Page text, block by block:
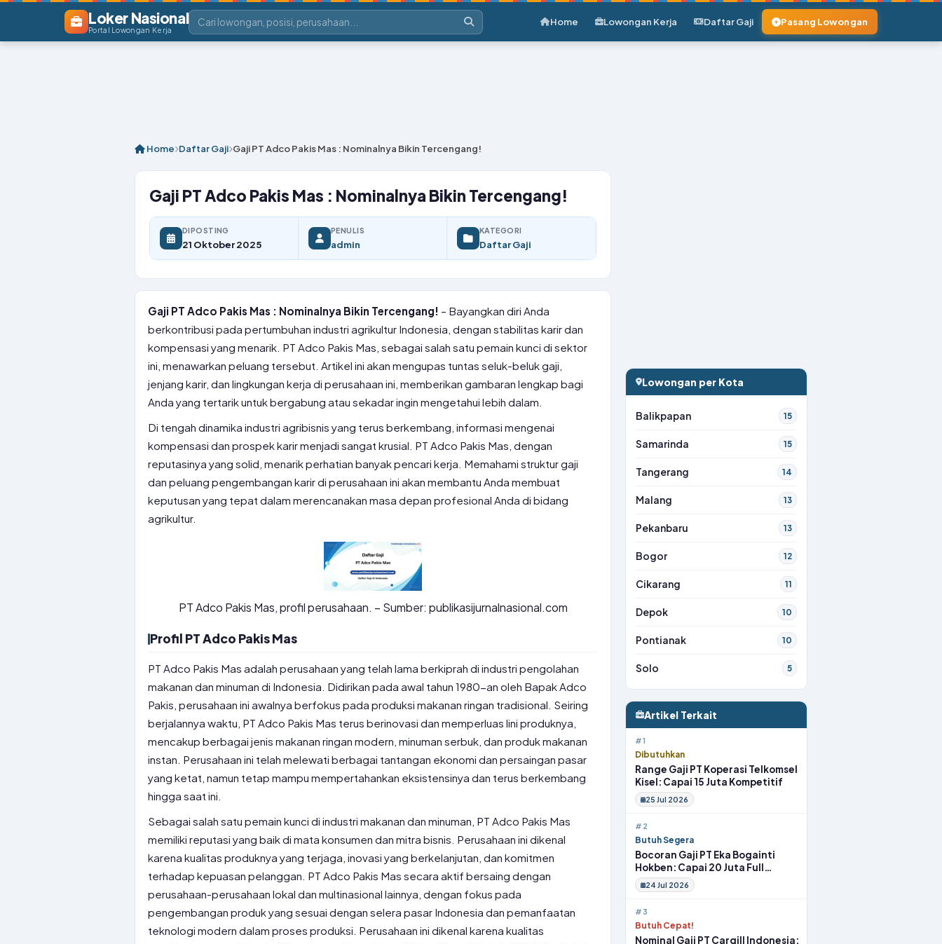
Loker Nasional
Portal Lowongan Kerja
Home Lowongan Kerja Daftar Gaji Pasang Lowongan
Home Daftar Gaji Gaji PT Adco Pakis Mas : Nominalnya Bikin Tercengang!
Gaji PT Adco Pakis Mas : Nominalnya Bikin Tercengang!
DIPOSTING
21 Oktober 2025
PENULIS
admin
KATEGORI
Daftar Gaji
Gaji PT Adco Pakis Mas : Nominalnya Bikin Tercengang! – Bayangkan diri Anda
berkontribusi pada pertumbuhan industri agrikultur Indonesia, dengan stabilitas karir dan
kompensasi yang menarik. PT Adco Pakis Mas, sebagai salah satu pemain kunci di sektor
ini, menawarkan peluang tersebut. Artikel ini akan mengupas tuntas seluk-beluk gaji,
jenjang karir, dan lingkungan kerja di perusahaan ini, memberikan gambaran lengkap bagi
Anda yang tertarik untuk bergabung atau sekadar ingin mengetahui lebih dalam.
Di tengah dinamika industri agribisnis yang terus berkembang, informasi mengenai
kompensasi dan prospek karir menjadi sangat krusial. PT Adco Pakis Mas, dengan
reputasinya yang solid, menarik perhatian banyak pencari kerja. Memahami struktur gaji
dan peluang pengembangan karir di perusahaan ini akan membantu Anda membuat
keputusan yang tepat dalam merencanakan masa depan profesional Anda di bidang
agrikultur.
PT Adco Pakis Mas, profil perusahaan. – Sumber: publikasijurnalnasional.com
Profil PT Adco Pakis Mas
PT Adco Pakis Mas adalah perusahaan yang telah lama berkiprah di industri pengolahan
makanan dan minuman di Indonesia. Didirikan pada awal tahun 1980-an oleh Bapak Adco
Pakis, perusahaan ini awalnya berfokus pada produksi makanan ringan tradisional. Seiring
berjalannya waktu, PT Adco Pakis Mas terus berinovasi dan memperluas lini produknya,
mencakup berbagai jenis makanan ringan modern, minuman serbuk, dan produk makanan
instan. Perusahaan ini telah melewati berbagai tantangan ekonomi dan persaingan pasar
yang ketat, namun tetap mampu mempertahankan eksistensinya dan terus berkembang
hingga saat ini.
Sebagai salah satu pemain kunci di industri makanan dan minuman, PT Adco Pakis Mas
memiliki reputasi yang baik di mata konsumen dan mitra bisnis. Perusahaan ini dikenal
karena kualitas produknya yang terjaga, inovasi yang berkelanjutan, dan komitmen
terhadap kepuasan pelanggan. PT Adco Pakis Mas secara aktif bersaing dengan
perusahaan-perusahaan lokal dan multinasional lainnya, dengan fokus pada
pengembangan produk yang sesuai dengan selera pasar Indonesia dan pemanfaatan
teknologi modern dalam proses produksi. Perusahaan ini dikenal karena kualitas
Lowongan per Kota
Balikpapan 15
Samarinda 15
Tangerang 14
Malang 13
Pekanbaru 13
Bogor 12
Cikarang 11
Depok 10
Pontianak 10
Solo 5
Artikel Terkait
#1
Dibutuhkan
Range Gaji PT Koperasi Telkomsel
Kisel: Capai 15 Juta Kompetitif
25 Jul 2026
#2
Butuh Segera
Bocoran Gaji PT Eka Bogainti
Hokben: Capai 20 Juta Full
Benefit
24 Jul 2026
#3
Butuh Cepat!
Nominal Gaji PT Cargill Indonesia: